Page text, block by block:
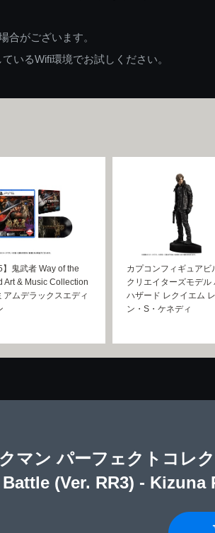
合がございます。
いるWifi環境でお試しください。
】鬼武者 Way of the
Art & Music Collection
アムデラックスエディ
カプコンフィギュアビ
クリエイターズモデル
ハザード レクイエム
ン・S・ケネディ
クマン パーフェクトコレ
(Ver. RR3) - Kizuna